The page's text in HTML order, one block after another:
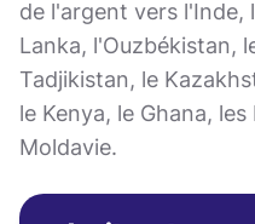
de l'argent vers l'Inde,
Lanka, l'Ouzbékistan,
Tadjikistan, le
le Kenya, le Ghana,
Moldavie.